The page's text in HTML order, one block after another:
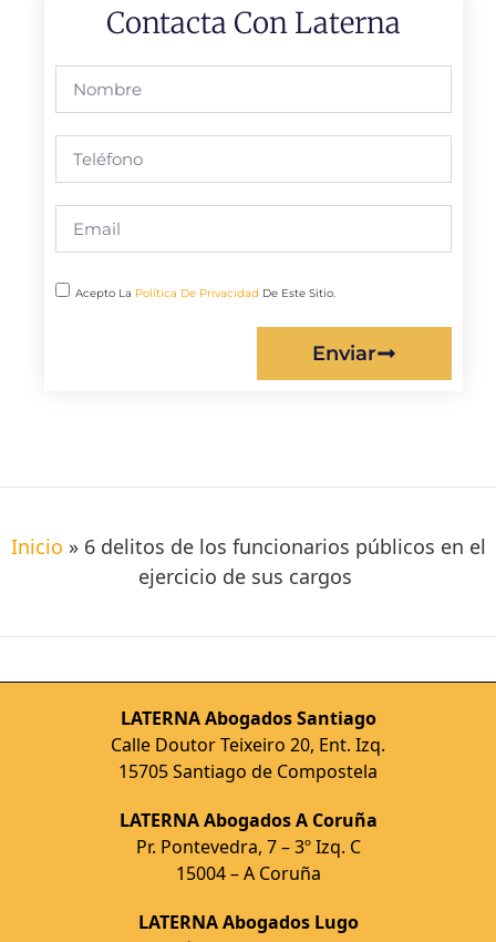
Contacta Con Laterna
Acepto La Política De Privacidad De Este Sitio.
Enviar
Inicio » 6 delitos de los funcionarios públicos en el
ejercicio de sus cargos
LATERNA Abogados Santiago
Calle Doutor Teixeiro 20, Ent. Izq.
15705 Santiago de Compostela
LATERNA Abogados A Coruña
Pr. Pontevedra, 7 – 3º Izq. C
15004 – A Coruña
LATERNA Abogados Lugo